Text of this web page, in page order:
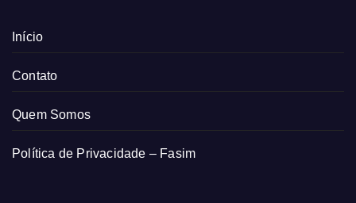
Início
Contato
Quem Somos
Política de Privacidade – Fasim